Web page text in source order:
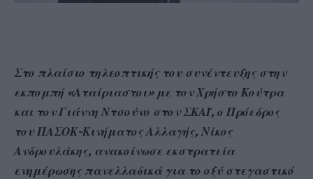
Στο πλαίσιο τηλεοπτικής του συνέντευξης στην
εκπομπή «Αταίριαστοι» με τον Χρήστο Κούτρα
και τον Γιάννη Ντσούνο στον ΣΚΑΪ, ο Πρόεδρος
του ΠΑΣΟΚ-Κινήματος Αλλαγής, Νίκος
Ανδρουλάκης, ανακοίνωσε εκστρατεία
ενημέρωσης πανελλαδικά για το οξύ στεγαστικό